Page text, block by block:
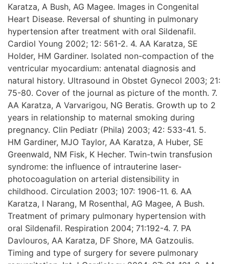
Karatza, A Bush, AG Magee. Images in Congenital
Heart Disease. Reversal of shunting in pulmonary
hypertension after treatment with oral Sildenafil.
Cardiol Young 2002; 12: 561-2. 4. AA Karatza, SE
Holder, HM Gardiner. Isolated non-compaction of the
ventricular myocardium: antenatal diagnosis and
natural history. Ultrasound in Obstet Gynecol 2003; 21:
75-80. Cover of the journal as picture of the month. 7.
AA Karatza, A Varvarigou, NG Beratis. Growth up to 2
years in relationship to maternal smoking during
pregnancy. Clin Pediatr (Phila) 2003; 42: 533-41. 5.
HM Gardiner, MJO Taylor, AA Karatza, A Huber, SE
Greenwald, NM Fisk, K Hecher. Twin-twin transfusion
syndrome: the influence of intrauterine laser-
photocoagulation on arterial distensibility in
childhood. Circulation 2003; 107: 1906-11. 6. AA
Karatza, I Narang, M Rosenthal, AG Magee, A Bush.
Treatment of primary pulmonary hypertension with
oral Sildenafil. Respiration 2004; 71:192-4. 7. PA
Davlouros, AA Karatza, DF Shore, MA Gatzoulis.
Timing and type of surgery for severe pulmonary